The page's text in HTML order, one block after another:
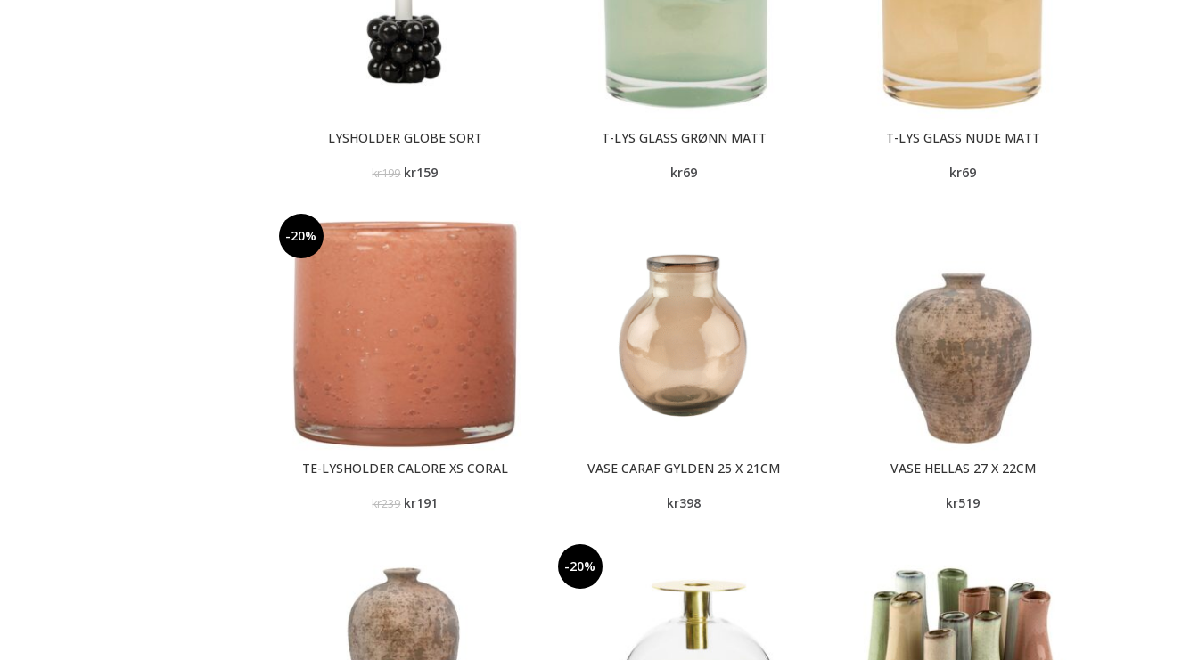
LYSHOLDER GLOBE SORT
kr199 kr159
T-LYS GLASS GRØNN MATT
kr69
T-LYS GLASS NUDE MATT
kr69
-20%
TE-LYSHOLDER CALORE XS CORAL
kr239 kr191
VASE CARAF GYLDEN 25 X 21CM
kr398
VASE HELLAS 27 X 22CM
kr519
-20%